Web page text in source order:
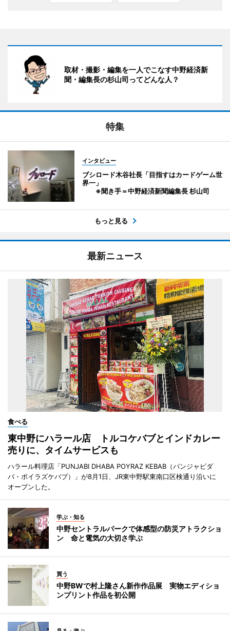
取材・撮影・編集を一人でこなす中野経済新
聞・編集長の杉山司ってどんな人？
特集
インタビュー
ブシロード木谷社長「目指すはカードゲーム世
界一」
※聞き手＝中野経済新聞編集長 杉山司
もっと見る
最新ニュース
食べる
東中野にハラール店 トルコケバブとインドカレー
売りに、タイムサービスも
ハラール料理店「PUNJABI DHABA POYRAZ KEBAB（パンジャビダ
バ・ポイラズケバブ）」が8月1日、JR東中野駅東南口区検通り沿いに
オープンした。
学ぶ・知る
中野セントラルパークで体感型の防災アトラクショ
ン 命と電気の大切さ学ぶ
買う
中野BWで村上隆さん新作作品展 実物エディショ
ンプリント作品を初公開